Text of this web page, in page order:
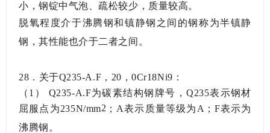
小，钢锭中气泡、疏松较少，质量较高。
脱氧程度介于沸腾钢和镇静钢之间的钢称为半镇静
钢，其性能也介于二者之间。
28．关于Q235-A.F，20，0Cr18Ni9：
（1） Q235-A.F为碳素结构钢牌号，Q235表示钢材
屈服点为235N/mm2 ；A表示质量等级为A；F表示为
沸腾钢。